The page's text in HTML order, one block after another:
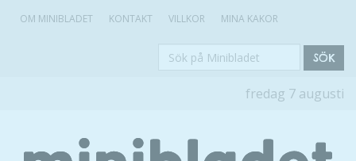
OM MINIBLADET KONTAKT VILLKOR MINA KAKOR
Sök
SÖK
fredag 7 augusti